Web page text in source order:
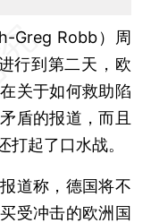
Greg Robb）
周
行到第二天，欧
关于如何救助陷
盾的报道，而且
起了口水战。
道称，德国将不
受冲击的欧洲国